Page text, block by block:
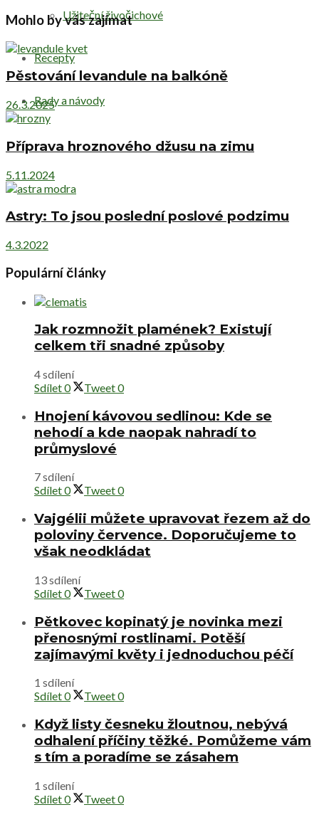
Užiteční živočichové
Recepty
Rady a návody
Mohlo by vás zajímat
Pěstování levandule na balkóně
26.3.2025
Příprava hroznového džusu na zimu
5.11.2024
Astry: To jsou poslední poslové podzimu
4.3.2022
Populární články
Jak rozmnožit plamének? Existují
celkem tři snadné způsoby
4 sdílení
Sdílet0 Tweet0
Hnojení kávovou sedlinou: Kde se
nehodí a kde naopak nahradí to
průmyslové
7 sdílení
Sdílet0 Tweet0
Vajgélii můžete upravovat řezem až do
poloviny července. Doporučujeme to
však neodkládat
13 sdílení
Sdílet0 Tweet0
Pětkovec kopinatý je novinka mezi
přenosnými rostlinami. Potěší
zajímavými květy i jednoduchou péčí
1 sdílení
Sdílet0 Tweet0
Když listy česneku žloutnou, nebývá
odhalení příčiny těžké. Pomůžeme vám
s tím a poradíme se zásahem
1 sdílení
Sdílet0 Tweet0